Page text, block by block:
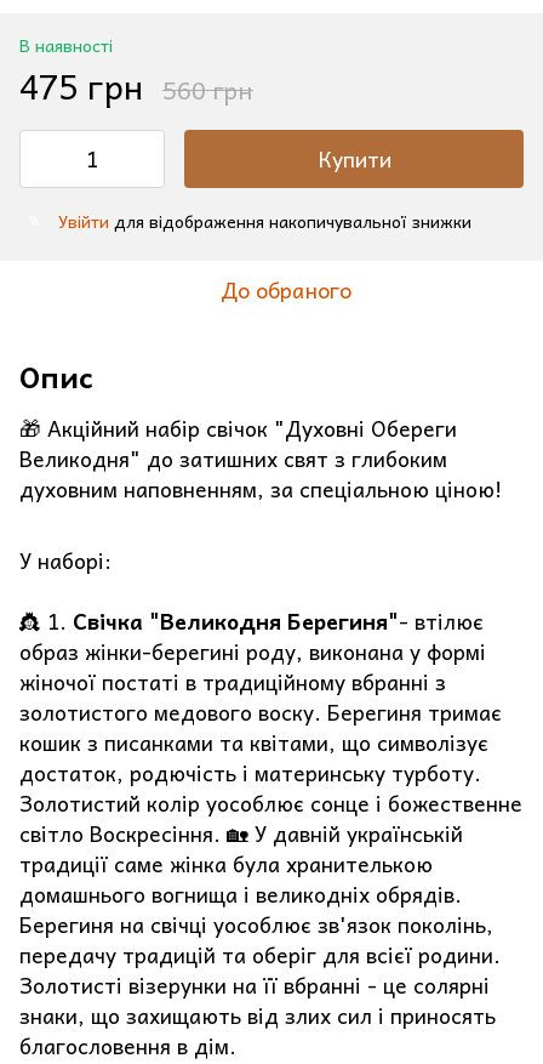
В наявності
475 грн 560 грн
Купити
Увійти для відображення накопичувальної знижки
До обраного
Опис
🎁 Акційний набір свічок "Духовні Обереги
Великодня" до затишних свят з глибоким
духовним наповненням, за спеціальною ціною!
У наборі:
👸 1. Свічка "Великодня Берегиня"- втілює
образ жінки-берегині роду, виконана у формі
жіночої постаті в традиційному вбранні з
золотистого медового воску. Берегиня тримає
кошик з писанками та квітами, що символізує
достаток, родючість і материнську турботу.
Золотистий колір уособлює сонце і божественне
світло Воскресіння. 🏡 У давній українській
традиції саме жінка була хранителькою
домашнього вогнища і великодніх обрядів.
Берегиня на свічці уособлює зв'язок поколінь,
передачу традицій та оберіг для всієї родини.
Золотисті візерунки на її вбранні - це солярні
знаки, що захищають від злих сил і приносять
благословення в дім.